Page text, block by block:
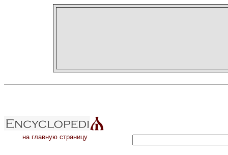
на главную страницу